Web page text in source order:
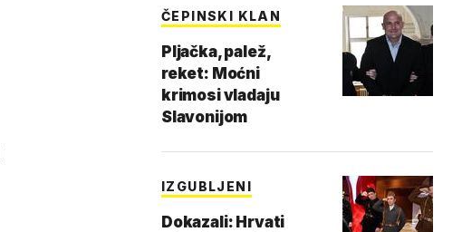
ČEPINSKI KLAN
Pljačka, palež,
reket: Moćni
krimosi vladaju
Slavonijom
IZGUBLJENI
Dokazali: Hrvati